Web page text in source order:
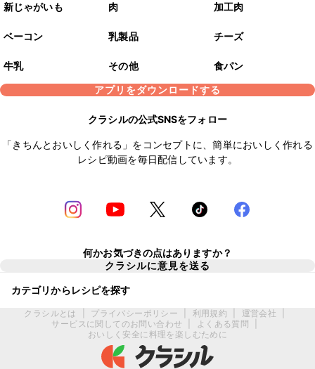
新じゃがいも 肉 加工肉
ベーコン 乳製品 チーズ
牛乳 その他
食パン
アプリをダウンロードする
クラシルの公式SNSをフォロー
「きちんとおいしく作れる」をコンセプトに、簡単においしく作れる
レシピ動画を毎日配信しています。
何かお気づきの点はありますか？
クラシルに意見を送る
カテゴリからレシピを探す
クラシルとは プライバシーポリシー 利用規約 運営会社
サービスに関してのお問い合わせ
よくある質問
おいしく安全に料理を楽しむために